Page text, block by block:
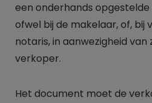
een onderhands
ofwel bij de makelaar, of, bij
notaris, in aanwezigheid
verkoper.
Het document moet de